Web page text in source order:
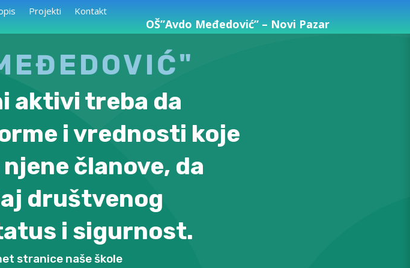
Projekti Kontakt
OŠ”Avdo Međedović” – Novi Pazar
aktivi treba da
i vrednosti koje
članove, da
društvenog
i sigurnost.
stranice naše škole